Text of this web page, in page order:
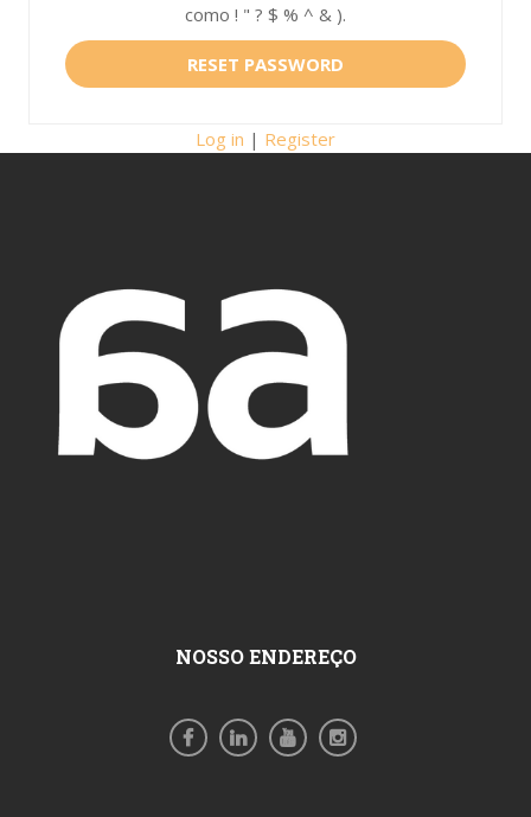
como ! " ? $ % ^ & ).
Log in | Register
NOSSO ENDEREÇO